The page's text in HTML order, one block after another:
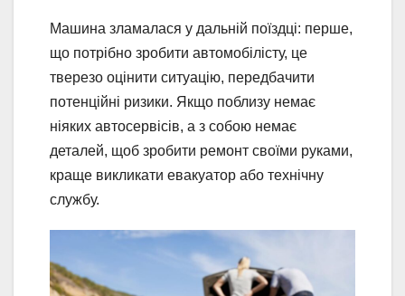
Машина зламалася у дальній поїздці: перше,
що потрібно зробити автомобілісту, це
тверезо оцінити ситуацію, передбачити
потенційні ризики. Якщо поблизу немає
ніяких автосервісів, а з собою немає
деталей, щоб зробити ремонт своїми руками,
краще викликати евакуатор або технічну
службу.